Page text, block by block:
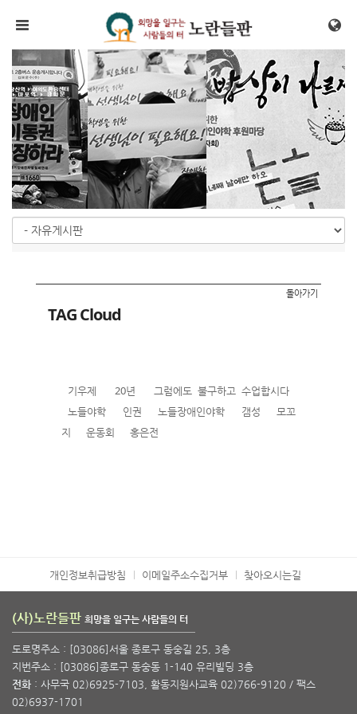
돌아가기
TAG Cloud
기우제 20년
그럼에도 불구하고 수업합시다
노들야학
인권 노들장애인야학 갬성
모꼬
지
운동회 홍은전
개인정보취급방침 이메일주소수집거부 찾아오시는길
(사)노란들판 희망을 일구는 사람들의 터
도로명주소 : [03086]서울 종로구 동숭길 25, 3층
지번주소 : [03086]종로구 동숭동 1-140 유리빌딩 3층
전화 : 사무국 02)6925-7103, 활동지원사교육 02)766-9120 / 팩스
02)6937-1701